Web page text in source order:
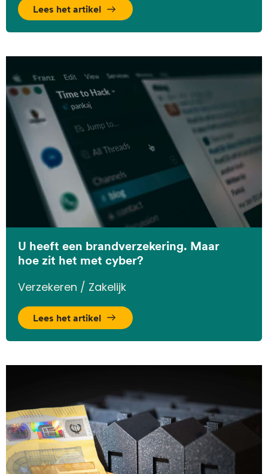
Lees het artikel
U heeft een brandverzekering. Maar
hoe zit het met cyber?
Verzekeren / Zakelijk
Lees het artikel